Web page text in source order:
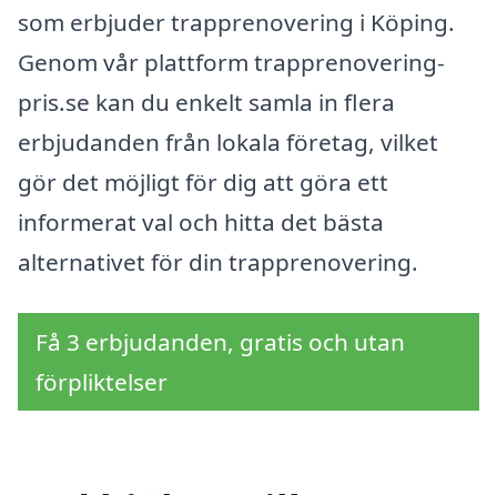
som erbjuder trapprenovering i Köping.
Genom vår plattform trapprenovering-
pris.se kan du enkelt samla in flera
erbjudanden från lokala företag, vilket
gör det möjligt för dig att göra ett
informerat val och hitta det bästa
alternativet för din trapprenovering.
Få 3 erbjudanden, gratis och utan
förpliktelser